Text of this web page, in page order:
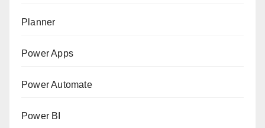
Planner
Power Apps
Power Automate
Power BI